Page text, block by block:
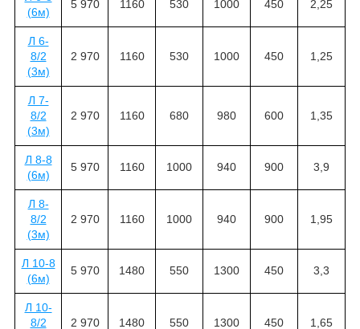
(6м)
5 970 1160 530 1000 450 2,25
Л 6-
8/2
(3м)
2 970 1160 530 1000 450 1,25
Л 7-
8/2
(3м)
2 970 1160 680 980 600 1,35
Л 8-8
(6м)
5 970 1160 1000 940 900 3,9
Л 8-
8/2
(3м)
2 970 1160 1000 940 900 1,95
Л 10-8
(6м)
5 970 1480 550 1300 450 3,3
Л 10-
8/2
2 970 1480 550 1300 450 1,65